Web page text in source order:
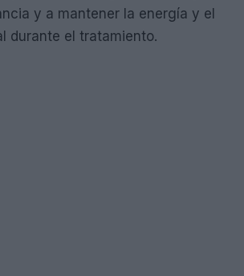
y a mantener la energía y el
durante el tratamiento.